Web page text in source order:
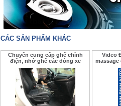
CÁC SẢN PHẨM KHÁC
Chuyên cung cấp ghế chỉnh
điện, nhớ ghế các dòng xe
Video